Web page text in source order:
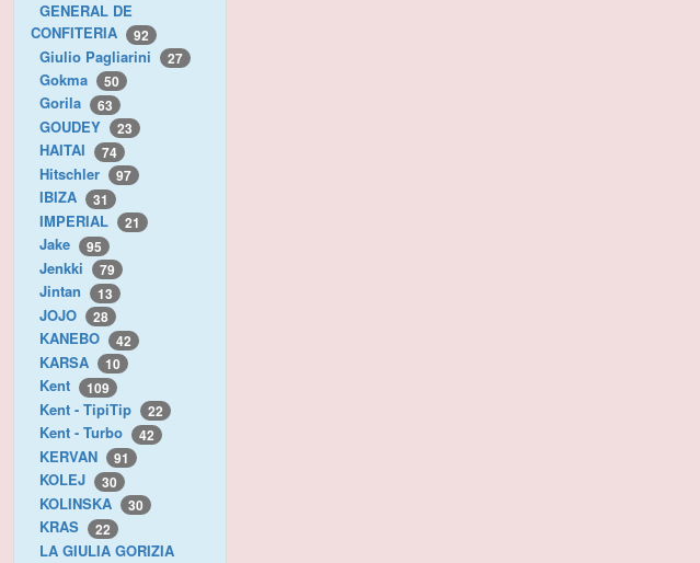
GENERAL DE
CONFITERIA
92
Giulio Pagliarini 27
Gokma 50
Gorila 63
GOUDEY 23
HAITAI 74
Hitschler 97
IBIZA 31
IMPERIAL 21
Jake 95
Jenkki 79
Jintan 13
JOJO 28
KANEBO 42
KARSA 10
Kent 109
Kent - TipiTip 22
Kent - Turbo 42
KERVAN 91
KOLEJ 30
KOLINSKA 30
KRAS 22
LA GIULIA GORIZIA